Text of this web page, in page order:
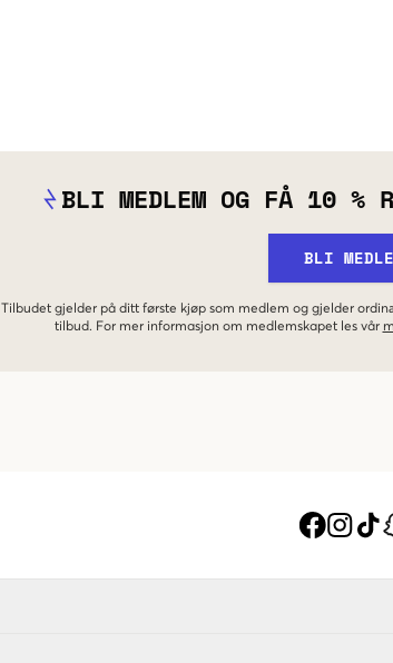
BLI MEDLEM OG FÅ 10 %
BLI
Tilbudet gjelder på ditt første kjøp som medlem og gjelder
tilbud. For mer informasjon om medlemskapet les vår